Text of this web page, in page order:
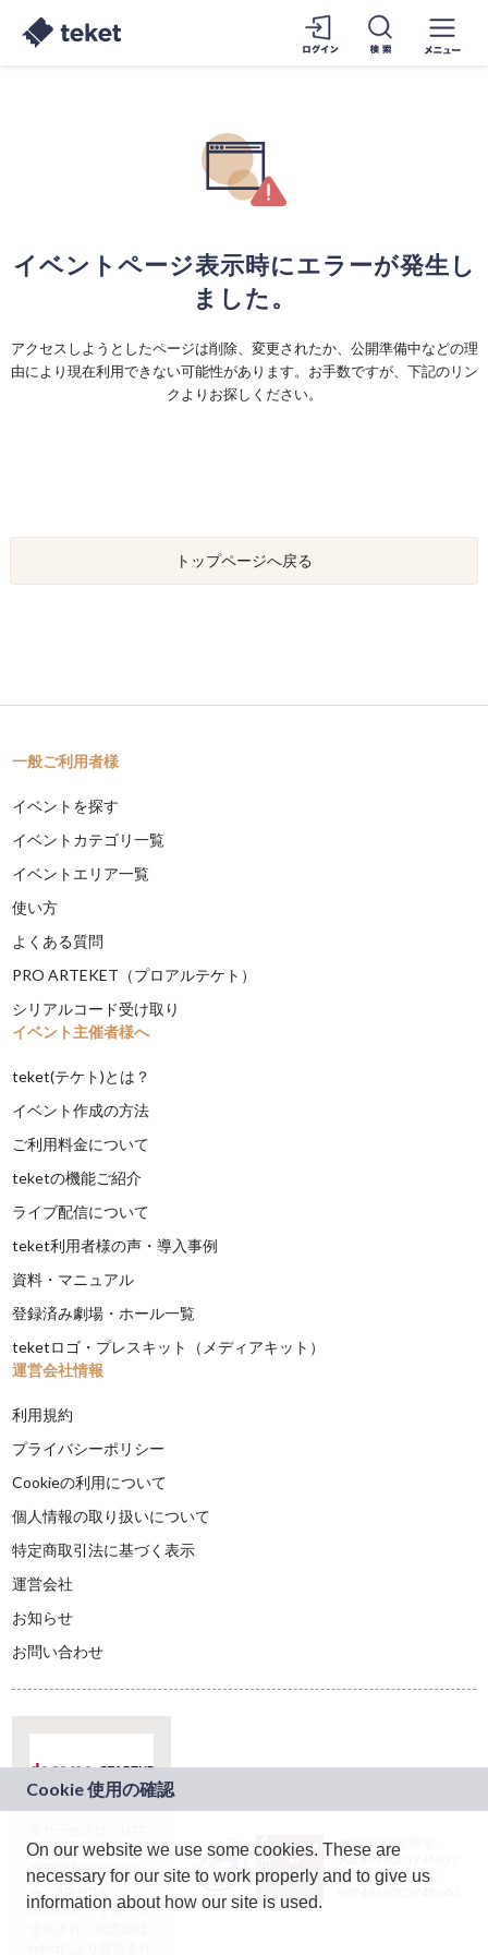
イベントページ表示時にエラーが発生し
ました。
アクセスしようとしたページは削除、変更されたか、公開準備中などの理
由により現在利用できない可能性があります。お手数ですが、下記のリン
クよりお探しください。
トップページへ戻る
一般ご利用者様
イベントを探す
イベントカテゴリ一覧
イベントエリア一覧
使い方
よくある質問
PRO ARTEKET（プロアルテケト）
シリアルコード受け取り
イベント主催者様へ
teket(テケト)とは？
イベント作成の方法
ご利用料金について
teketの機能ご紹介
ライブ配信について
teket利用者様の声・導入事例
資料・マニュアル
登録済み劇場・ホール一覧
teketロゴ・プレスキット（メディアキット）
運営会社情報
利用規約
プライバシーポリシー
Cookieの利用について
個人情報の取り扱いについて
特定商取引法に基づく表示
運営会社
お知らせ
お問い合わせ
ドコモグループの新
規事業創出プログラ
ム「docomo
STARTUP」を通じて
JASRAC許諾番号：
9024936001Y45037
JASRAC許諾番号：
On our website we use some cookies. These are
necessary for our site to work properly and to give us
information about how our site is used.